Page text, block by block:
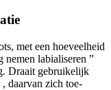
met een hoeveelheid
nemen labialiseren ”
Draait gebruikelijk
daarvan zich toe-